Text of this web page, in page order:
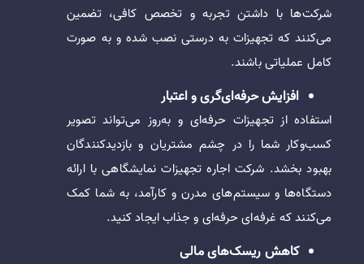
شرکت‌ها با داشتن تجربه و تخصص کافی، تضمین
می‌کنند که تجهیزات به درستی نصب شده و به صورت
کامل عملیاتی باشند.
افزایش حرفه‌ای‌گری و اعتبار
استفاده از تجهیزات حرفه‌ای و به‌روز می‌تواند تصویر
کسب‌وکار شما را در چشم مشتریان و بازدیدکنندگان
بهبود بخشد. شرکت اجاره تجهیزات نمایشگاهی با ارائه
دستگاه‌ها و سیستم‌های مدرن و کارآمد، به شما کمک
می‌کنند که غرفه‌ای حرفه‌ای و جذاب ایجاد کنید.
کاهش ریسک‌های مالی